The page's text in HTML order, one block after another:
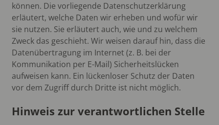
können. Die vorliegende Datenschutzerklärung
erläutert, welche Daten wir erheben und wofür wir
sie nutzen. Sie erläutert auch, wie und zu welchem
Zweck das geschieht. Wir weisen darauf hin, dass die
Datenübertragung im Internet (z. B. bei der
Kommunikation per E-Mail) Sicherheitslücken
aufweisen kann. Ein lückenloser Schutz der Daten
vor dem Zugriff durch Dritte ist nicht möglich.
Hinweis zur verantwortlichen Stelle